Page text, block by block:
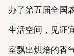
办了第五届全国
生活空间，见证
室飘出烘焙的香